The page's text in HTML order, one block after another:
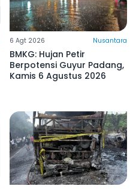
6 Agt 2026 Nusantara
BMKG: Hujan Petir
Berpotensi Guyur Padang,
Kamis 6 Agustus 2026